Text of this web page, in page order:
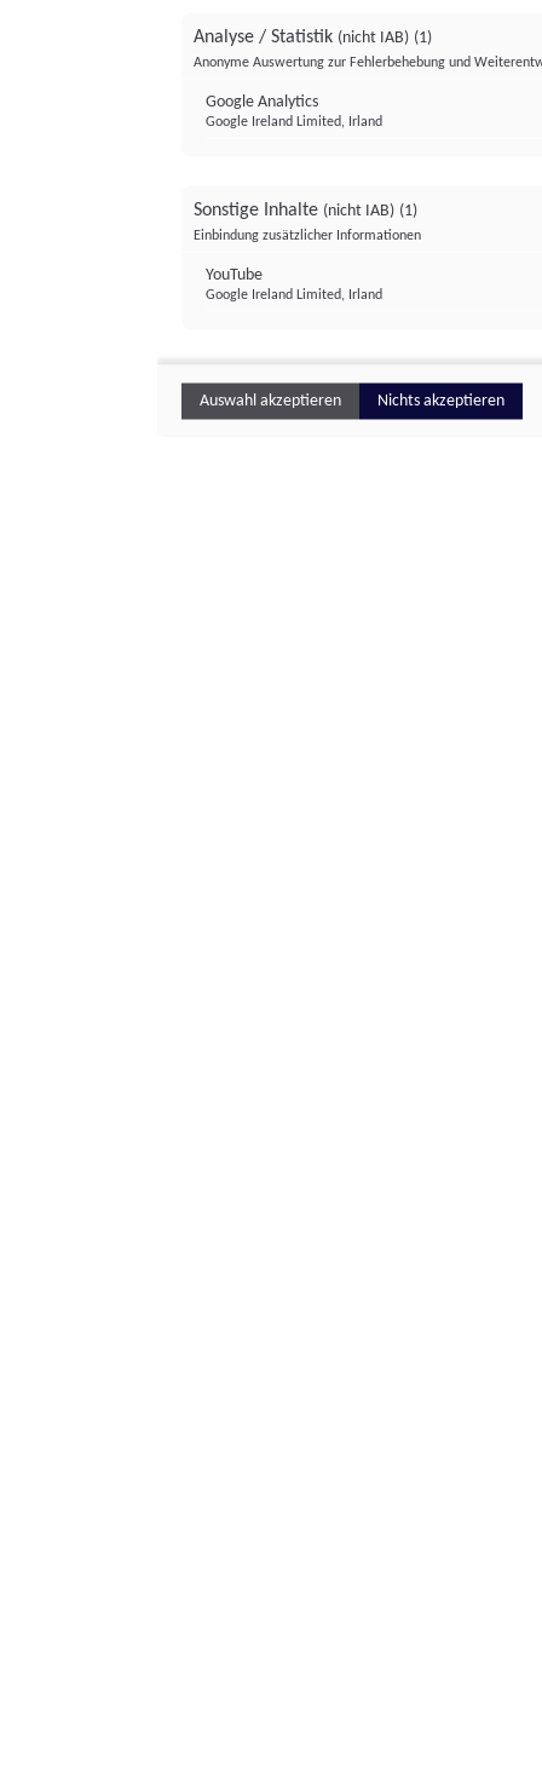
Analyse / Statistik (nicht IAB) (1)
Anonyme Auswertung zur Fehlerbehebung und
Google Analytics
Google Ireland Limited, Irland
Sonstige Inhalte (nicht IAB) (1)
Einbindung zusätzlicher Informationen
YouTube
Google Ireland Limited, Irland
Auswahl akzeptieren Nichts akzeptieren